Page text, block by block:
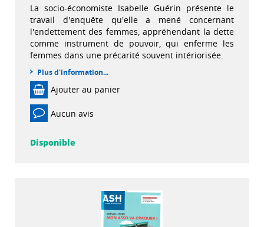
La socio-économiste Isabelle Guérin présente le
travail d'enquête qu'elle a mené concernant
l'endettement des femmes, appréhendant la dette
comme instrument de pouvoir, qui enferme les
femmes dans une précarité souvent intériorisée.
Plus d'information...
Ajouter au panier
Aucun avis
Disponible